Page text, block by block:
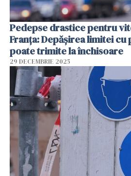
Pedepse drastice pentru
Franța: Depășirea limitei cu
poate trimite la închisoare
29 DECEMBRIE 2025